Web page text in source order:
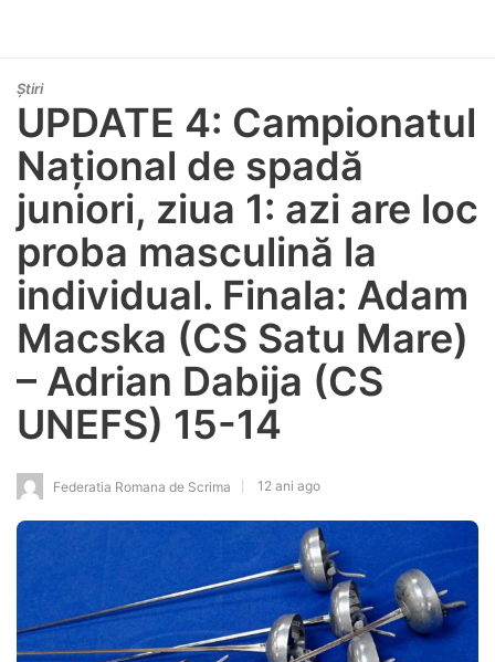
Știri
UPDATE 4: Campionatul
Național de spadă
juniori, ziua 1: azi are loc
proba masculină la
individual. Finala: Adam
Macska (CS Satu Mare)
– Adrian Dabija (CS
UNEFS) 15-14
Federatia Romana de Scrima 12 ani ago